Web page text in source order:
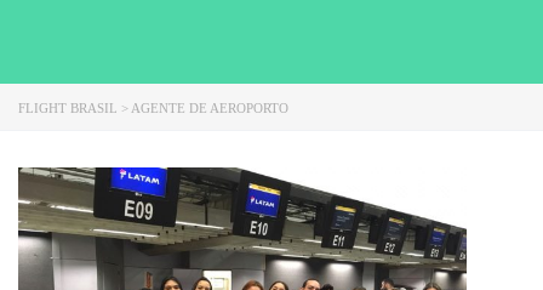
FLIGHT BRASIL > AGENTE DE AEROPORTO